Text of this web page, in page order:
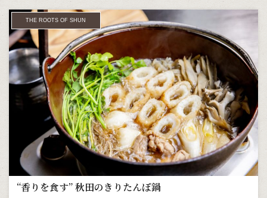
THE ROOTS OF SHUN
“香りを食す” 秋田のきりたんぽ鍋